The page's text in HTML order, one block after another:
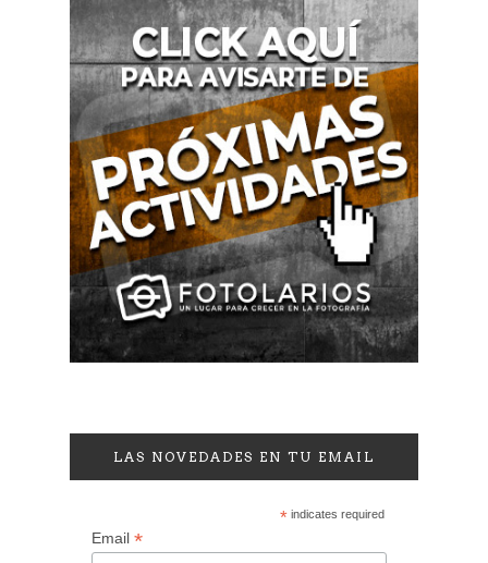
LAS NOVEDADES EN TU EMAIL
*indicates required
Email *